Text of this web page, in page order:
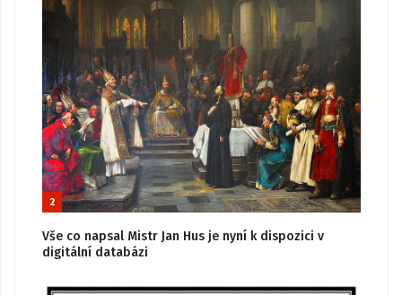
2
Vše co napsal Mistr Jan Hus je nyní k dispozici v
digitální databázi